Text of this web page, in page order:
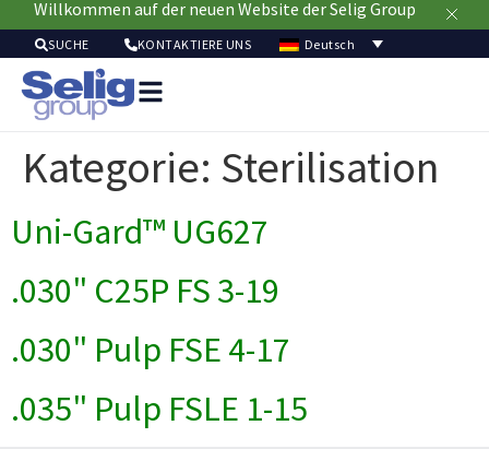
Willkommen auf der neuen Website der Selig Group
SUCHE KONTAKTIERE UNS Deutsch
Kategorie: Sterilisation
Uni-Gard™ UG627
.030" C25P FS 3-19
.030" Pulp FSE 4-17
.035" Pulp FSLE 1-15